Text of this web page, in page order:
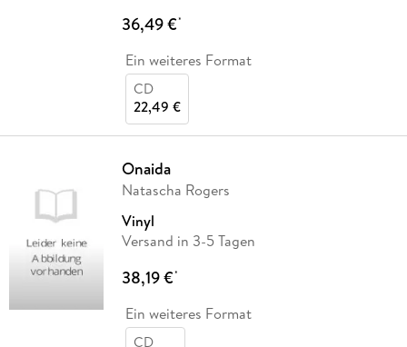
36,49 €*
Ein weiteres Format
CD
22,49 €
Onaida
Natascha Rogers
Vinyl
Versand in 3-5 Tagen
38,19 €*
Ein weiteres Format
CD